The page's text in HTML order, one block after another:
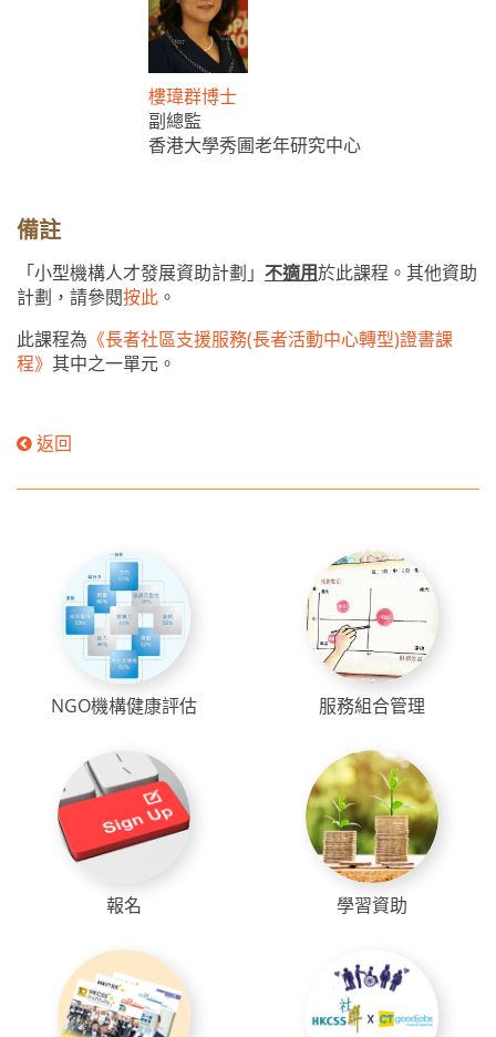
樓瑋群博士
副總監
香港大學秀圃老年研究中心
備註
「小型機構人才發展資助計劃」 不適用於此課程。其他資助
計劃，請參閱按此 。
此課程為 《長者社區支援服務(長者活動中心轉型)證書課
程》 其中之一單元。
返回
NGO機構健康評估 服務組合管理
報名 學習資助